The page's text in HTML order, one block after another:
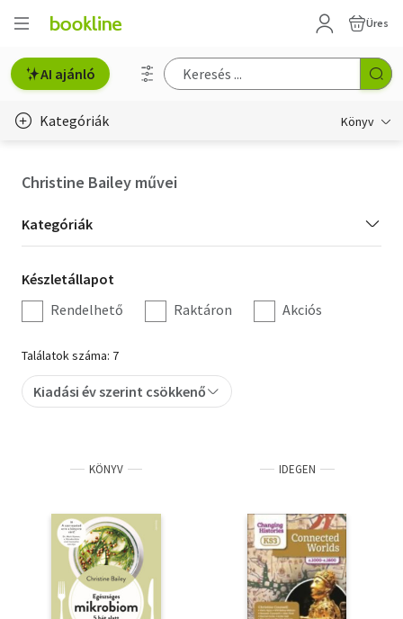
Üres
AI ajánló
Kategóriák Könyv
Hobbi, szabadidő
Irodalom
Művészet
Szakkönyv
Tankönyv, segédkönyv
Társadalomtudomány
Természettudomány
Történelem
Christine Bailey művei
Kategória
szűrés
Kategóriák
Készletállapot
szűrés
Készletállapot
Rendelhető
Raktáron Akciós
Találatok száma: 7
Kiadási év szerint csökkenő
KÖNYV IDEGEN